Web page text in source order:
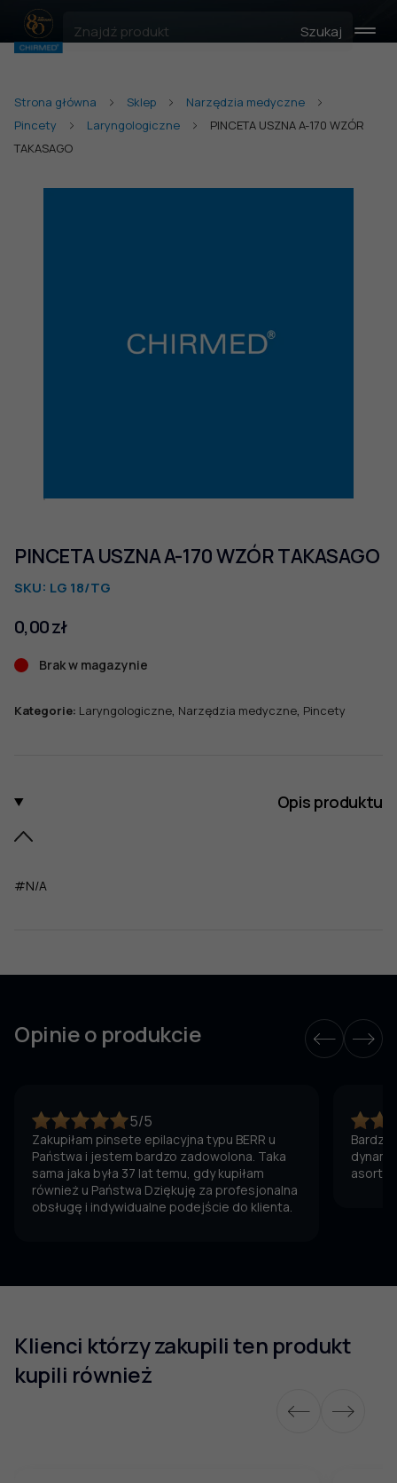
Szukaj
Strona główna Sklep
Narzędzia medyczne
Pincety
Laryngologiczne
PINCETA USZNA A-170 WZÓR
TAKASAGO
PINCETA USZNA A-170 WZÓR TAKASAGO
SKU: LG 18/TG
0,00zł
Brak w magazynie
Kategorie: Laryngologiczne, Narzędzia medyczne, Pincety
Opis produktu
#N/A
Opinie o produkcie
5/5
Zakupiłam pinsete epilacyjna typu BERR u
Państwa i jestem bardzo zadowolona. Taka
sama jaka była 37 lat temu, gdy kupiłam
również u Państwa Dziękuję za profesjonalna
obsługę i indywidualne podejście do klienta.
Bardzo
Klienci którzy zakupili ten produkt
kupili również